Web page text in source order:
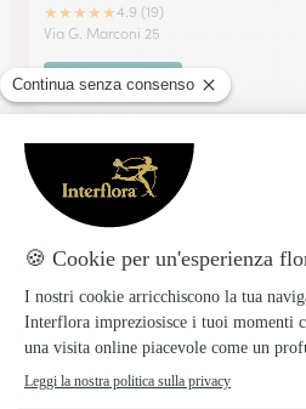
★★★★★4.9 (19)
Via G. Marconi 25
Vedi il negozio
Boutique Des Fleures S.r.l.
SANT'ANTONIO ABATE